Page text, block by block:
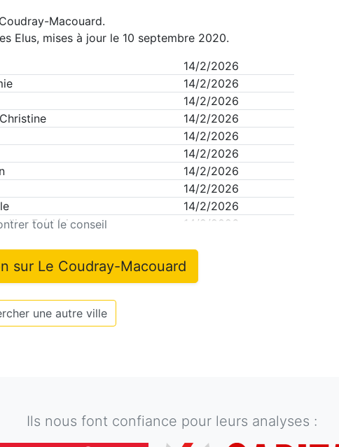
Macouard.
Elus, mises à jour le 10 septembre 2020.
14/2/2026
14/2/2026
14/2/2026
14/2/2026
14/2/2026
14/2/2026
14/2/2026
14/2/2026
14/2/2026
Frédérique 14/2/2026
tout le conseil
sur Le Coudray-Macouard
une autre ville
Ils nous font confiance pour leurs analyses :